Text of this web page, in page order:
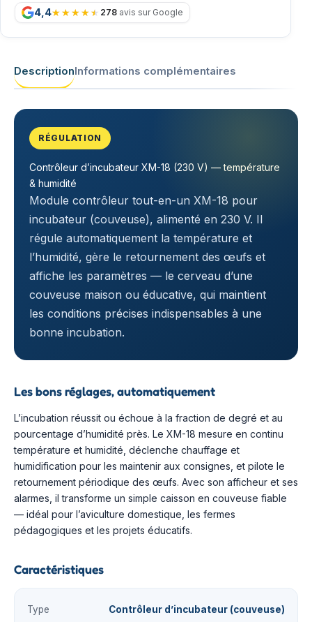
4,4 278 avis sur Google
DescriptionInformations complémentaires
RÉGULATION
Contrôleur d’incubateur XM-18 (230 V) — température
& humidité
Module contrôleur tout-en-un XM-18 pour
incubateur (couveuse), alimenté en 230 V. Il
régule automatiquement la température et
l’humidité, gère le retournement des œufs et
affiche les paramètres — le cerveau d’une
couveuse maison ou éducative, qui maintient
les conditions précises indispensables à une
bonne incubation.
Les bons réglages, automatiquement
L’incubation réussit ou échoue à la fraction de degré et au
pourcentage d’humidité près. Le XM-18 mesure en continu
température et humidité, déclenche chauffage et
humidification pour les maintenir aux consignes, et pilote le
retournement périodique des œufs. Avec son afficheur et ses
alarmes, il transforme un simple caisson en couveuse fiable
— idéal pour l’aviculture domestique, les fermes
pédagogiques et les projets éducatifs.
Caractéristiques
Type Contrôleur d’incubateur (couveuse)